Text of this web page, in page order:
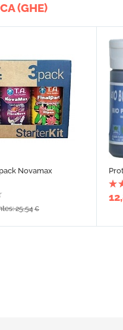
(GHE)
Novamax
25,54€